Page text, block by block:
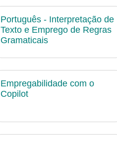
Português - Interpretação de
Texto e Emprego de Regras
Gramaticais
Empregabilidade com o
Copilot